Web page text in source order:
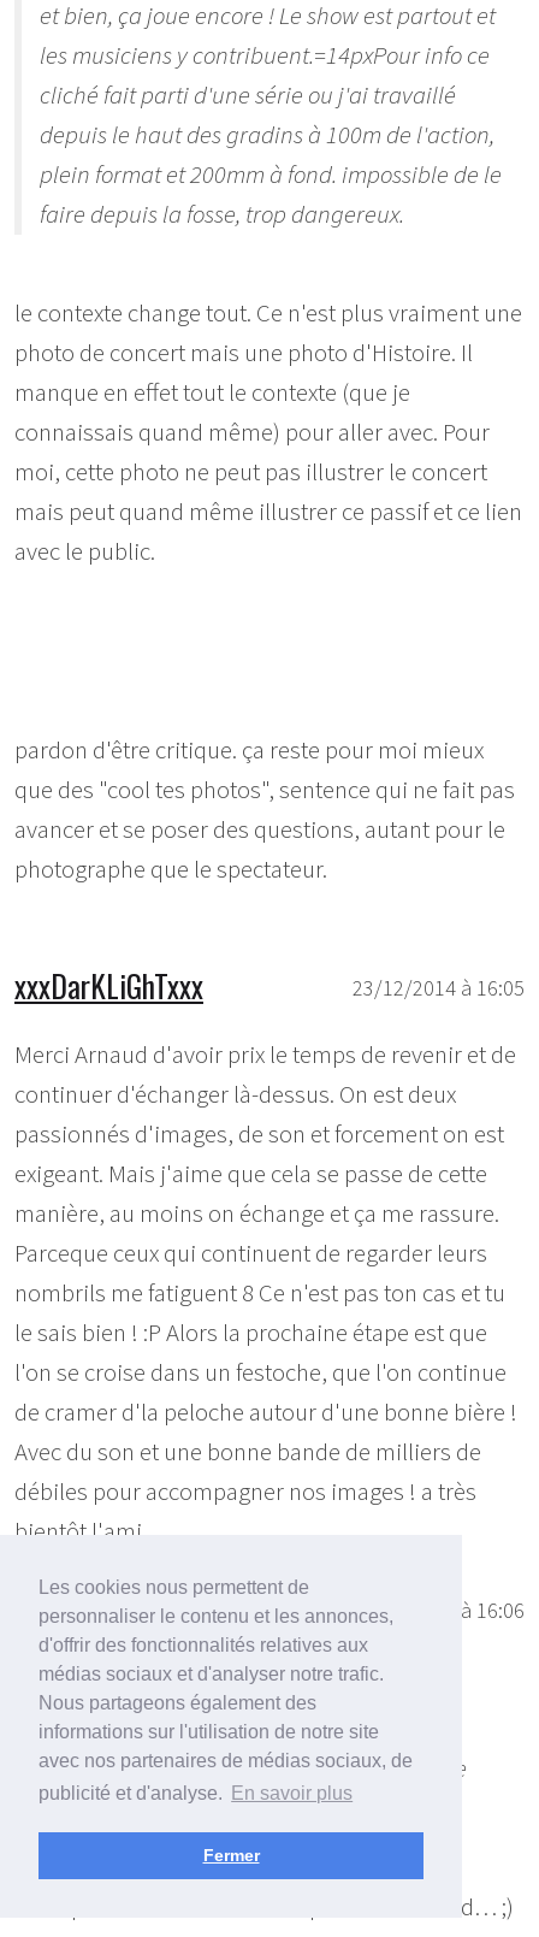
Les cookies nous permettent de
personnaliser le contenu et les annonces,
d'offrir des fonctionnalités relatives aux
médias sociaux et d'analyser notre trafic.
Nous partageons également des
informations sur l'utilisation de notre site
avec nos partenaires de médias sociaux, de
publicité et d'analyse.
En savoir plus
Fermer
et bien, ça joue encore ! Le show est partout et
les musiciens y contribuent.=14pxPour info ce
cliché fait parti d'une série ou j'ai travaillé
depuis le haut des gradins à 100m de l'action,
plein format et 200mm à fond. impossible de le
faire depuis la fosse, trop dangereux.
le contexte change tout. Ce n'est plus vraiment une
photo de concert mais une photo d'Histoire. Il
manque en effet tout le contexte (que je
connaissais quand même) pour aller avec. Pour
moi, cette photo ne peut pas illustrer le concert
mais peut quand même illustrer ce passif et ce lien
avec le public.
pardon d'être critique. ça reste pour moi mieux
que des "cool tes photos", sentence qui ne fait pas
avancer et se poser des questions, autant pour le
photographe que le spectateur.
23/12/2014 à 16:05
xxxDarKLiGhTxxx
Merci Arnaud d'avoir prix le temps de revenir et de
continuer d'échanger là-dessus. On est deux
passionnés d'images, de son et forcement on est
exigeant. Mais j'aime que cela se passe de cette
manière, au moins on échange et ça me rassure.
Parceque ceux qui continuent de regarder leurs
nombrils me fatiguent 8 Ce n'est pas ton cas et tu
le sais bien ! :P Alors la prochaine étape est que
l'on se croise dans un festoche, que l'on continue
de cramer d'la peloche autour d'une bonne bière !
Avec du son et une bonne bande de milliers de
débiles pour accompagner nos images ! a très
bientôt l'ami.
23/12/2014 à 16:06
xxxDarKLiGhTxxx
ouiouiphoto a écrit :
[quote="Hashe"]bon ok c'est de la photo de
concert donc le bruit…
Ca dépend. Si c'est Carlita et que tu es au fond… ;)